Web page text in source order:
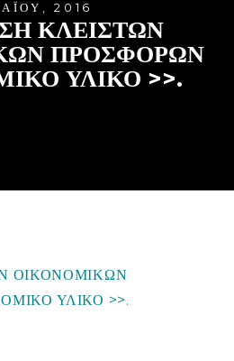
2016
ΚΛΕΙΣΤΩΝ
ΠΡΟΣΦΟΡΩΝ
ΥΛΙΚΟ >>.
ΟΙΚΟΝΟΜΙΚΩΝ
ΥΛΙΚΟ >>.